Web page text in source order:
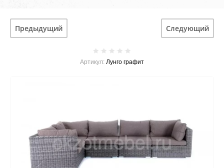
Предыдущий Следующий
Артикул: Лунго графит